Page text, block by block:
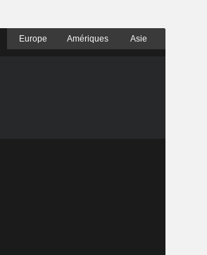
Europe Amériques Asie